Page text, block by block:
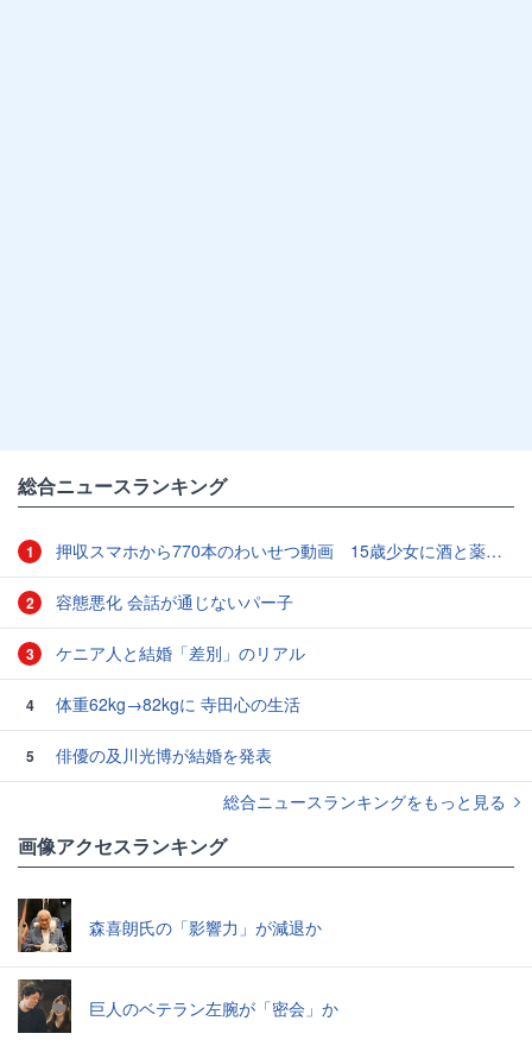
総合ニュースランキング
1 押収スマホから770本のわいせつ動画 15歳少女に酒と薬飲ませ性的暴行か 54歳男を再逮捕 「薬もありますよ」とSNSで誘い出し
2 容態悪化 会話が通じないパー子
3 ケニア人と結婚「差別」のリアル
4 体重62kg→82kgに 寺田心の生活
5
俳優の及川光博が結婚を発表
総合ニュースランキングをもっと見る
画像アクセスランキング
森喜朗氏の「影響力」が減退か
巨人のベテラン左腕が「密会」か